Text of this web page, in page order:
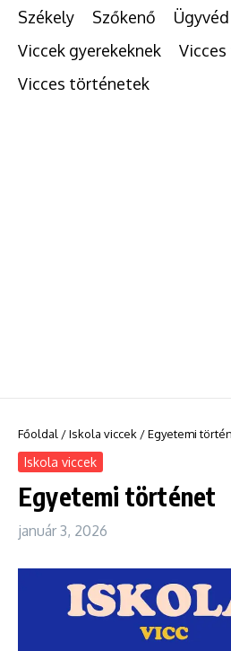
Székely
Szőkenő Ügyvéd
Viccek gyerekeknek
Vicces történetek
Főoldal /Iskola viccek /Egyetemi
Iskola viccek
Egyetemi történet
január 3, 2026